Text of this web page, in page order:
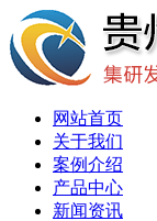
网站首页
关于我们
案例介绍
产品中心
新闻资讯